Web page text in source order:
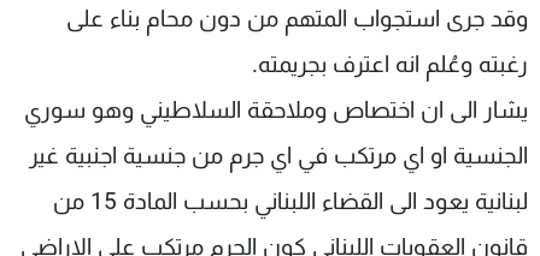
وقد جرى استجواب المتهم من دون محام بناء على
رغبته وعُلم انه اعترف بجريمته.
يشار الى ان اختصاص وملاحقة السلاطيني وهو سوري
الجنسية او اي مرتكب في اي جرم من جنسية اجنبية غير
لبنانية يعود الى القضاء اللبناني بحسب المادة 15 من
قانون العقوبات اللبناني كون الجرم مرتكب على الاراضي